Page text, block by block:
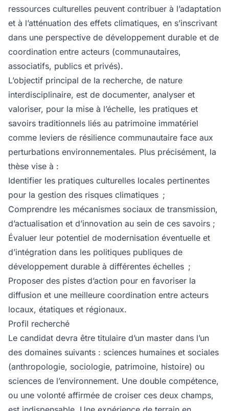
ressources culturelles peuvent contribuer à l’adaptation
et à l’atténuation des effets climatiques, en s’inscrivant
dans une perspective de développement durable et de
coordination entre acteurs (communautaires,
associatifs, publics et privés).
L’objectif principal de la recherche, de nature
interdisciplinaire, est de documenter, analyser et
valoriser, pour la mise à l’échelle, les pratiques et
savoirs traditionnels liés au patrimoine immatériel
comme leviers de résilience communautaire face aux
perturbations environnementales. Plus précisément, la
thèse vise à :
Identifier les pratiques culturelles locales pertinentes
pour la gestion des risques climatiques ;
Comprendre les mécanismes sociaux de transmission,
d’actualisation et d’innovation au sein de ces savoirs ;
Évaluer leur potentiel de modernisation éventuelle et
d’intégration dans les politiques publiques de
développement durable à différentes échelles ;
Proposer des pistes d’action pour en favoriser la
diffusion et une meilleure coordination entre acteurs
locaux, étatiques et régionaux.
Profil recherché
Le candidat devra être titulaire d’un master dans l’un
des domaines suivants : sciences humaines et sociales
(anthropologie, sociologie, patrimoine, histoire) ou
sciences de l’environnement. Une double compétence,
ou une volonté affirmée de croiser ces deux champs,